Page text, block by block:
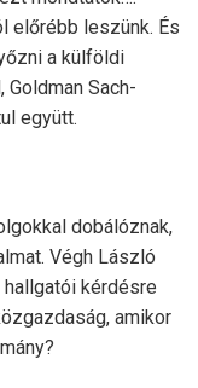
előrébb leszünk. És
a külföldi
Sach-
együtt.
dobálóznak,
Végh László
kérdésre
amikor